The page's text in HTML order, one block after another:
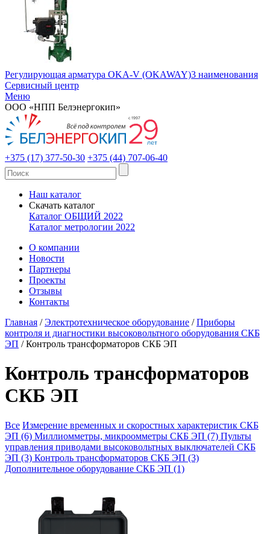
Регулирующая арматура OKA-V (OKAWAY)3 наименования
Сервисный центр
Меню
ООО «НПП Белэнергокип»
+375 (17) 377-50-30 +375 (44) 707-06-40
Наш каталог
Скачать каталог
Каталог ОБЩИЙ 2022
Каталог метрологии 2022
О компании
Новости
Партнеры
Проекты
Отзывы
Контакты
Главная / Электротехническое оборудование / Приборы
контроля и диагностики высоковольтного оборудования СКБ
ЭП / Контроль трансформаторов СКБ ЭП
Контроль трансформаторов
СКБ ЭП
Все Измерение временных и скоростных характеристик СКБ
ЭП (6) Миллиомметры, микроомметры СКБ ЭП (7) Пульты
управления приводами высоковольтных выключателей СКБ
ЭП (3) Контроль трансформаторов СКБ ЭП (3)
Дополнительное оборудование СКБ ЭП (1)